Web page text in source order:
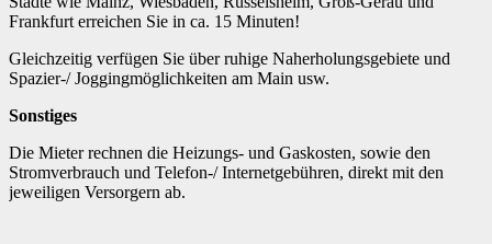
Frankfurt erreichen Sie in ca. 15 Minuten!
Gleichzeitig verfügen Sie über ruhige Naherholungsgebiete und
Spazier-/ Joggingmöglichkeiten am Main usw.
Sonstiges
Die Mieter rechnen die Heizungs- und Gaskosten, sowie den
Stromverbrauch und Telefon-/ Internetgebühren, direkt mit den
jeweiligen Versorgern ab.